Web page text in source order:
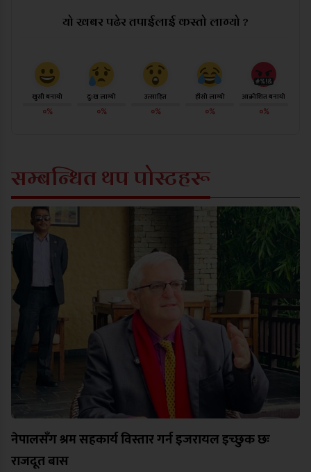
यो खबर पढेर तपाईलाई कस्तो लाग्यो ?
खुसी बनायो
०%
दु:ख लाग्यो
०%
उत्साहित
०%
हाँसो लाग्यो
०%
आक्रोशित बनायो
०%
सम्बन्धित थप पोस्टहरू
नेपालसँग श्रम सहकार्य विस्तार गर्न इजरायल इच्छुक छः
राजदूत बास